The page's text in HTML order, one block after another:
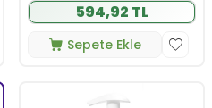
594,92 TL
Sepete Ekle